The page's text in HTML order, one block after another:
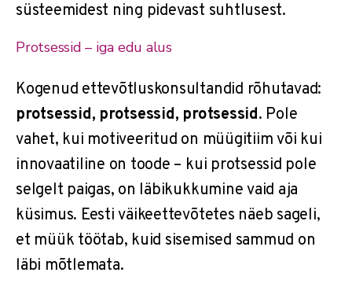
süsteemidest ning pidevast suhtlusest.
Protsessid – iga edu alus
Kogenud ettevõtluskonsultandid rõhutavad:
protsessid, protsessid, protsessid. Pole
vahet, kui motiveeritud on müügitiim või kui
innovaatiline on toode – kui protsessid pole
selgelt paigas, on läbikukkumine vaid aja
küsimus. Eesti väikeettevõtetes näeb sageli,
et müük töötab, kuid sisemised sammud on
läbi mõtlemata.